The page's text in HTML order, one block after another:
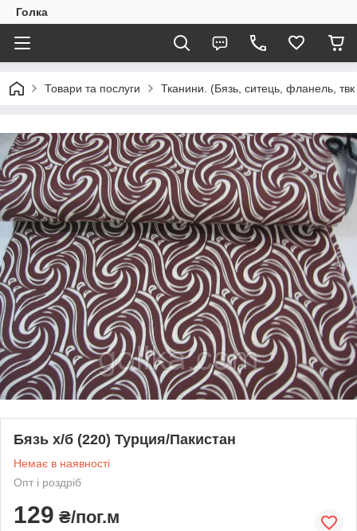
Голка
Товари та послуги Тканини. (Бязь, ситець, фланель, твк
Бязь х/б (220) Турция/Пакистан
Немає в наявності
Опт і роздріб
129 ₴/пог.м